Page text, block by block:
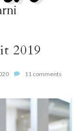
2019
11 comments